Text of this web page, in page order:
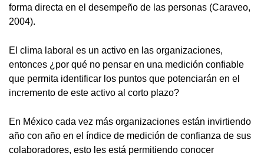
forma directa en el desempeño de las personas (Caraveo,
2004).
El clima laboral es un activo en las organizaciones,
entonces ¿por qué no pensar en una medición confiable
que permita identificar los puntos que potenciarán en el
incremento de este activo al corto plazo?
En México cada vez más organizaciones están invirtiendo
año con año en el índice de medición de confianza de sus
colaboradores, esto les está permitiendo conocer